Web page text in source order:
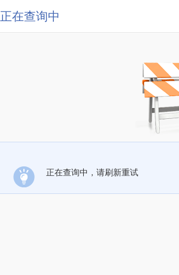
正在查询中
正在查询中，请刷新重试